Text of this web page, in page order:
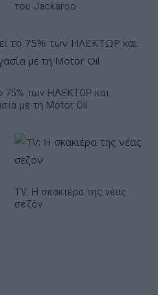
του Jackaroo
75% των ΗΛΕΚΤΩΡ και
με τη Motor Oil
TV: Η σκακιέρα της νέας
σεζόν